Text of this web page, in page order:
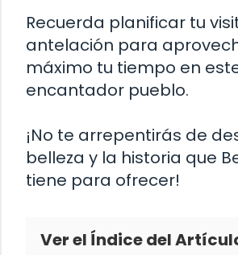
Recuerda planificar tu
antelación para
máximo tu tiempo en
encantador pueblo.
¡No te arrepentirás de
belleza y la historia que
tiene para ofrecer!
Ver el Índice del